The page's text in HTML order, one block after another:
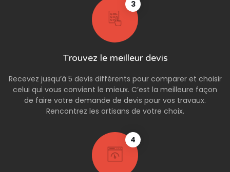
3
Trouvez le meilleur devis
Recevez jusqu’à 5 devis différents pour comparer et choisir
celui qui vous convient le mieux. C’est la meilleure façon
de faire votre demande de devis pour vos travaux.
Rencontrez les artisans de votre choix.
4